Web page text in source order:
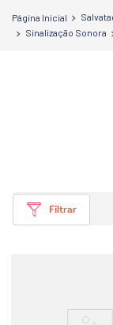
Sinalização Sonora
Filtrar